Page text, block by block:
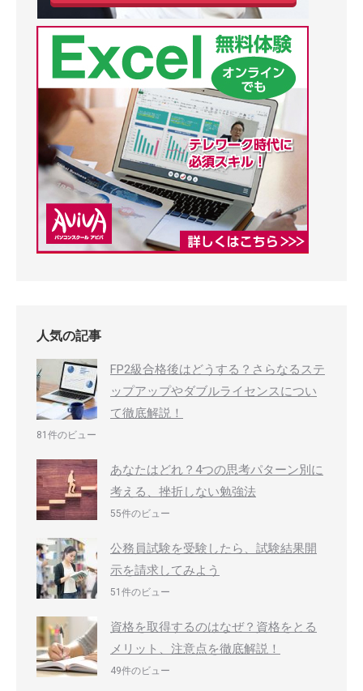
人気の記事
FP2級合格後はどうする？さらなるステ
ップアップやダブルライセンスについ
て徹底解説！
81件のビュー
あなたはどれ？4つの思考パターン別に
考える、挫折しない勉強法
55件のビュー
公務員試験を受験したら、試験結果開
示を請求してみよう
51件のビュー
資格を取得するのはなぜ？資格をとる
メリット、注意点を徹底解説！
49件のビュー